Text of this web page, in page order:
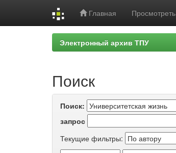
Главная Просмотреть
Электронный архив ТПУ
Поиск
Поиск:
запрос
Текущие фильтры: